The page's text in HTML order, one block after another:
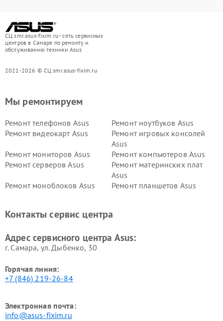
СЦ smr.asus-fixim.ru - сеть сервисных
центров в Самаре по ремонту и
обслуживанию техники Asus
2021-2026 © СЦ smr.asus-fixim.ru
Мы ремонтируем
Ремонт телефонов Asus
Ремонт ноутбуков Asus
Ремонт видеокарт Asus
Ремонт игровых консолей
Asus
Ремонт мониторов Asus
Ремонт компьютеров Asus
Ремонт серверов Asus
Ремонт материнских плат
Asus
Ремонт моноблоков Asus
Ремонт планшетов Asus
Контакты сервис центра
Адрес сервисного центра Asus:
г. Самара, ул. Дыбенко, 30
Горячая линия:
+7 (846) 219-26-84
Электронная почта:
info@asus-fixim.ru